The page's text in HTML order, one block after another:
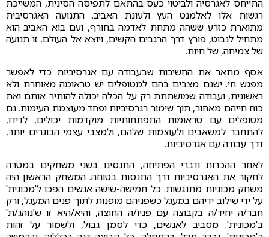
התייחס לאגרסיה ולביטוי כעס בהתאם לתפיסה הסינית, המשייכת
רגשות אלו לאלמנט העץ ולעונת האביב. התנועה האגרסיבית
מתוארת כזרע ששהה מתחת לאדמה בחורף, ועם בוא האביב הוא
מתחיל לנבוט, פורץ דרך הרגבים הקשים, ויוצא אל העולם. זו תנועה
של צמיחה, של חיות.
אסף מתאר את החשיבות שבעבודה עם אגרסיביות כדי לאפשר
מפגש חי. ישנם מצבים בהם למטופלים יש טראומה מאוחרת ולא
ראשונית, ועבודה שמושתתת רק על הכלה יכולה להותיר אותם ואת
כוח חייהם מאחור, תוך שימור רגרסיביות ופחד מעוצמת העימות. גם
מטופלים עם טראומות התפתחותיות מוקדמות יכולים, לדידו,
להתחבר למשאבים ולעוצמות שלהם, ולמצבי עצמי הבוגרים יותר,
דרך עבודה עם אגרסיביות.
לאחר ההכרות ודברי הפתיחה, התנסינו בשני משחקים במטרה
לחקור את האגרסיביות דרך התנסות בטוחה. המשחק הראשון היה
משחק מכוניות מתנגשות. כל חמישה-שישה אנשים הפכו ל'מכונית'
על ידי שילוב ידיהם במעגל כשפניהם מופנות לתוך פנים המעגל, ורק
חבר/ה יחיד/ה בקבוצה עם פניו/ה החוצה, והיא/היא זו ש'נוהג/ת'
ב'מכונית'. מסביב לאנשים, כדי לסמן גבול, ולשמור על זהות